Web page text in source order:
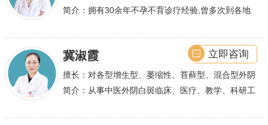
管积水、输卵管粘连；盆腔粘连、宫腔粘连、多囊卵
简介：拥有30余年不孕不育诊疗经验,曾多次到各地
冀淑霞
擅长：对各型增生型、萎缩性、苔藓型、混合型外阴
白斑的诊治
简介：从事中医外阴白斑临床、医疗、教学、科研工
立即咨询